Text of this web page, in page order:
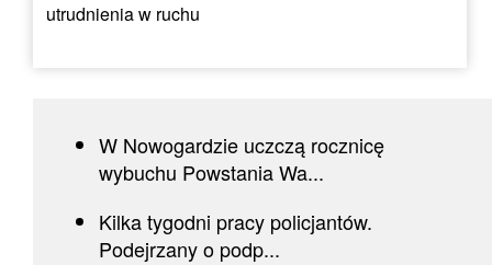
utrudnienia w ruchu
W Nowogardzie uczczą rocznicę
wybuchu Powstania Wa...
Kilka tygodni pracy policjantów.
Podejrzany o podp...